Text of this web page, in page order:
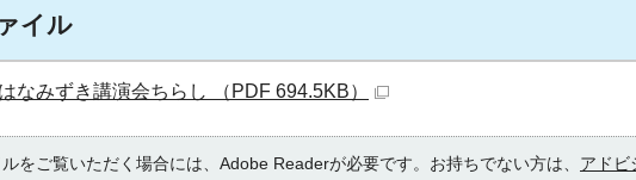
イル
なみずき講演会ちらし （PDF 694.5KB）
をご覧いただく場合には、Adobe Readerが必要です。お持ちでない方は、 アドビ